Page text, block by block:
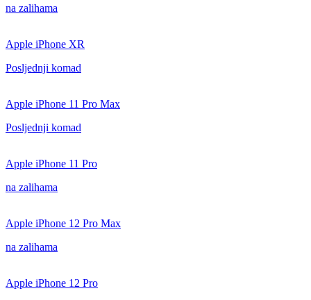
na zalihama
Apple iPhone XR
Posljednji komad
Apple iPhone 11 Pro Max
Posljednji komad
Apple iPhone 11 Pro
na zalihama
Apple iPhone 12 Pro Max
na zalihama
Apple iPhone 12 Pro